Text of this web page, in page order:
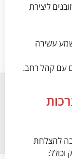
ליצירת
שמע עשירה
עם קהל רחב.
להצלחת
וכולל: